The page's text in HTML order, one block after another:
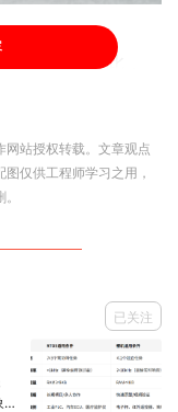
入数据以此，
存储单片机启动
不能随意更改。
程
固化程序及数
中读取启动
内容无法更
网站授权转载。文章观点
仅供工程师学习之用，
已关注